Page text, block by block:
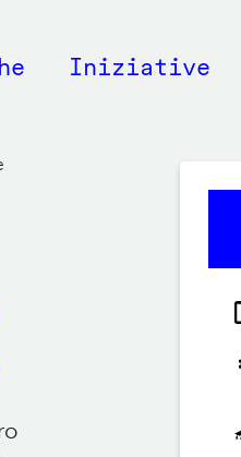
Iniziative